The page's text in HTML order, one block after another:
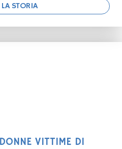
STORIA
VITTIME DI